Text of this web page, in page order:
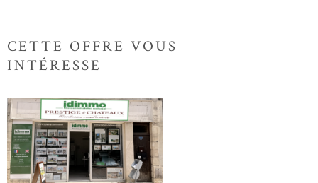
CETTE OFFRE VOUS
INTÉRESSE